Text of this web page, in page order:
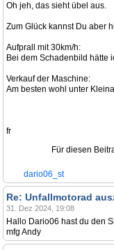
Oh jeh, das sieht übel aus.
Zum Glück kannst Du aber
Aufprall mit 30km/h:
Bei dem Schadenbild hätte
Verkauf der Maschine:
Am besten wohl unter
fr
Für diesen
dario06_st
Re: Unfallmotorad
31. Dez 2024, 19:08
Hallo Dario06 hast du den
mfg Andy